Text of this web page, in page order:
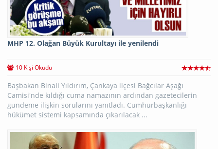
MHP 12. Olağan Büyük Kurultayı ile yenilendi
10 Kişi Okudu
Başbakan Binali Yıldırım, Çankaya ilçesi Bağcılar Aşağı
Camisi'nde kıldığı cuma namazının ardından gazetecilerin
gündeme ilişkin sorularını yanıtladı. Cumhurbaşkanlığı
hükümet sistemi kapsamında çıkarılacak ...